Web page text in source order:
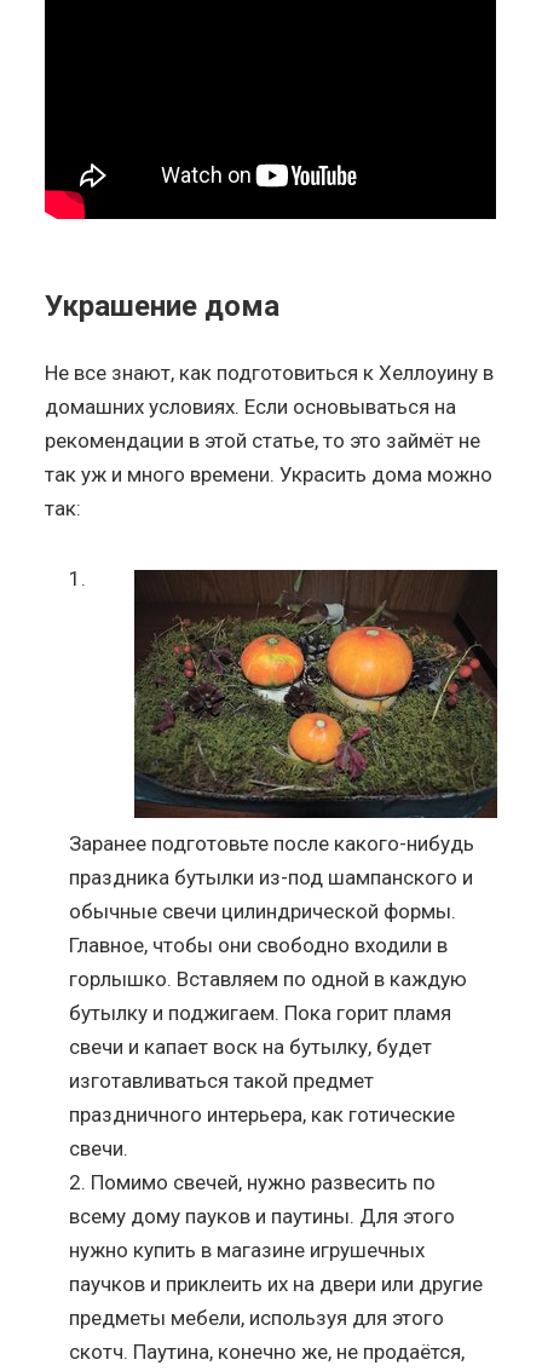
Украшение дома
Не все знают, как подготовиться к Хеллоуину в
домашних условиях. Если основываться на
рекомендации в этой статье, то это займёт не
так уж и много времени. Украсить дома можно
так:
Заранее подготовьте после какого-нибудь
праздника бутылки из-под шампанского и
обычные свечи цилиндрической формы.
Главное, чтобы они свободно входили в
горлышко. Вставляем по одной в каждую
бутылку и поджигаем. Пока горит пламя
свечи и капает воск на бутылку, будет
изготавливаться такой предмет
праздничного интерьера, как готические
свечи.
Помимо свечей, нужно развесить по
всему дому пауков и паутины. Для этого
нужно купить в магазине игрушечных
паучков и приклеить их на двери или другие
предметы мебели, используя для этого
скотч. Паутина, конечно же, не продаётся,